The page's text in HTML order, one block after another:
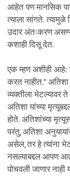
आहेत पण मानसिक
त्याला सांगते. त्यामुळे
उदार अंतःकरण
कशाही दिसू देत.
एक म्हण अशीही आहे:
करत नाहीत.”
व्यक्तीला भेटल्यावर
अतिशा यांच्या
होते. अतिशांच्या
परंतु, अतिशा
असेल, तर हे त्यांना
नसल्याबद्दल आपण
पोचवली जाणार